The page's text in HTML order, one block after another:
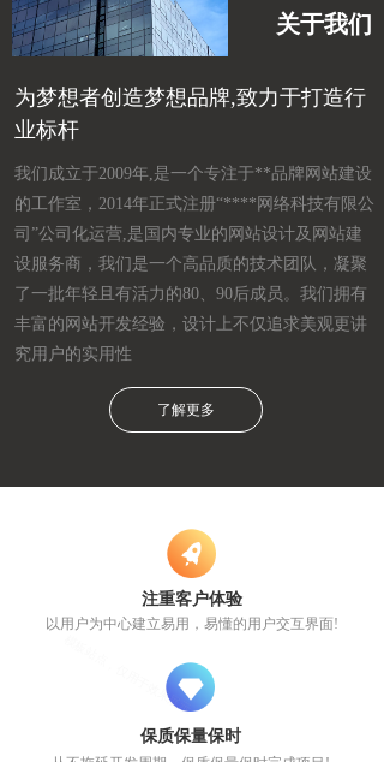
关于我们
我们成立于2009年,是一个专注于**品牌网站建设
的工作室，2014年正式注册“****网络科技有限公
司”公司化运营,是国内专业的网站设计及网站建
设服务商，我们是一个高品质的技术团队，凝聚
了一批年轻且有活力的80、90后成员。我们拥有
丰富的网站开发经验，设计上不仅追求美观更讲
究用户的实用性
为梦想者创造梦想品牌,致力于打造行
业标杆
了解更多
注重客户体验
以用户为中心建立易用，易懂的用户交互界面!
保质保量保时